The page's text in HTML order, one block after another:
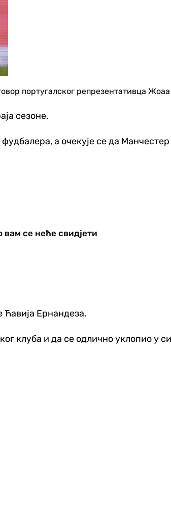
португалског репрезентативца
сезоне.
а очекује се да
вам се неће свидјети
Ернандеза.
клуба и да се одлично уклопио у